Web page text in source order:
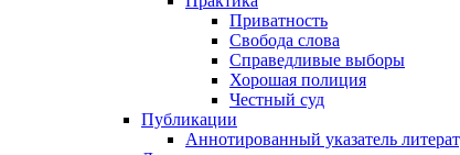
Приватность
Свобода слова
Справедливые выборы
Хорошая полиция
Честный суд
Публикации
Аннотированный указатель